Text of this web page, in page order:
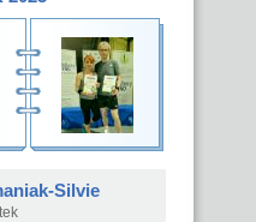
Silvie